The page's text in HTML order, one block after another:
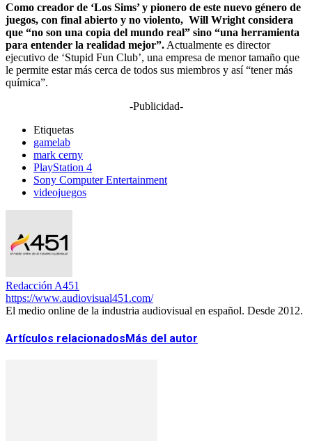
Como creador de ‘Los Sims’ y pionero de este nuevo género de
juegos, con final abierto y no violento, Will Wright considera
que “no son una copia del mundo real” sino “una herramienta
para entender la realidad mejor”. Actualmente es director
ejecutivo de ‘Stupid Fun Club’, una empresa de menor tamaño que
le permite estar más cerca de todos sus miembros y así “tener más
química”.
-Publicidad-
Etiquetas
gamelab
mark cerny
PlayStation 4
Sony Computer Entertainment
videojuegos
Redacción A451
https://www.audiovisual451.com/
El medio online de la industria audiovisual en español. Desde 2012.
Artículos relacionadosMás del autor